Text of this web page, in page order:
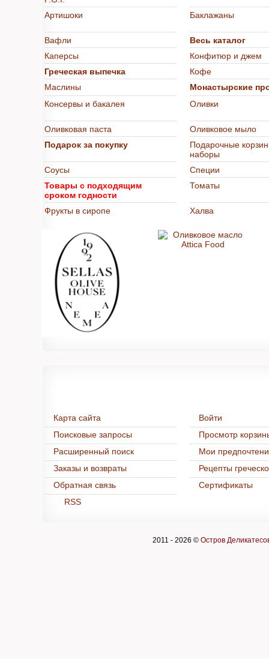
Артишоки
Баклажаны
Вафли
Весь каталог
Каперсы
Конфитюр и джем
Греческая выпечка
Кофе
Маслины
Монастырские
Консервы и бакалея
Оливки
Оливковая паста
Оливковое мыло
Подарок за покупку
Подарочные
наборы
Соусы
Специи
Товары с подходящим
сроком годности
Томаты
Фрукты в сиропе Халва
Карта сайта
Поисковые запросы
Расширенный поиск
Заказы и возвраты
Обратная связь
RSS
Войти
Просмотр
Мои
Рецепты
Cертификаты
2011 - 2026 © Остров